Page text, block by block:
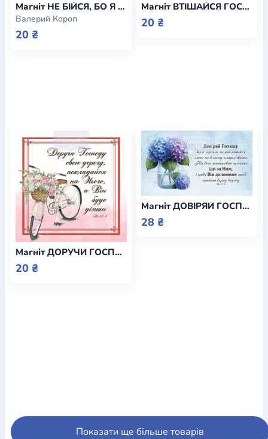
Магніт НЕ БІЙСЯ, БО Я З ТОБОЮ (кораблик) / Еммаус
Валерий Короп
20 ₴
Магніт ВТІШАЙСЯ ГОСПОДОМ / Еммаус
20 ₴
Магніт ДОРУЧИ ГОСПОДУ СВОЮ ДОРОГУ / Еммаус
20 ₴
Магніт ДОВІРЯЙ ГОСПОДУ ВСІМ СЕРЦЕМ / Еммаус
28 ₴
Показати ще більше товарів